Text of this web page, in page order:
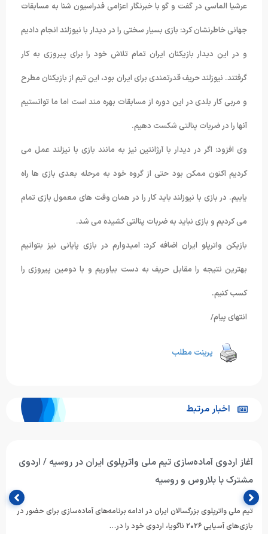
عرشیا الماسی در گفت و گو با خبرنگار اعزامی فدراسیون شنا به مسابقات
جهانی خاطرنشان کرد: بازی بسیار سختی را در دیدار با نیوزلند انجام دادیم
و در این دیدار بازیکنان ایران تمام تلاش خود را برای پیروزی به کار
گرفتند. نیوزلند حریف قدرتمندی برای ایران بود، این تیم از بازیکنان مطرح
و مربی کار بلدی در این دوره از مسابقات بهره مند است اما ما توانستیم
آنها را در ضربات پنالتی شکست دهیم.
وی افزود: اگر در دیدار با آرژانتین نیز به مانند بازی با نیزلند عمل می
کردیم اکنون ممکن بود حتی از گروه خود به مرحله بعدی بازی ها راه
یابیم. در بازی با نیوزلند باید کار را در همان وقت های معمول بازی تمام
می کردیم و بازی نباید به ضربات پنالتی کشیده می شد.
بازیکن واترپلو ایران اضافه کرد: امیدوارم در بازی پایانی نیز بتوانیم
بهترین نتیجه را مقابل حریف به دست بیاوریم و با دومین پیروزی را
کسب کنیم.
انتهای پیام/
پرینت مطلب
اخبار مرتبط
آغاز اردوی آماده‌سازی تیم ملی واترپلوی ایران در روسیه / اردوی
مشترک با بلاروس و روسیه
تیم ملی واترپلوی بزرگسالان ایران در ادامه برنامه‌های آماده‌سازی برای حضور در
بازی‌های آسیایی ۲۰۲۶ ناگویا، اردوی خود را در…